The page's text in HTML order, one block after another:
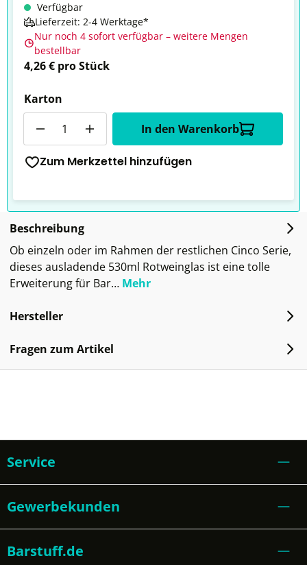
Verfügbar
Lieferzeit: 2-4 Werktage*
Nur noch 4 sofort verfügbar – weitere Mengen
bestellbar
4,26 € pro Stück
Karton
In den Warenkorb
Zum Merkzettel hinzufügen
Beschreibung
Ob einzeln oder im Rahmen der restlichen Cinco Serie,
dieses ausladende 530ml Rotweinglas ist eine tolle
Erweiterung für Bar… Mehr
Hersteller
Fragen zum Artikel
Service
Gewerbekunden
Barstuff.de